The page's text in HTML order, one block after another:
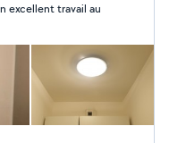
excellent travail au